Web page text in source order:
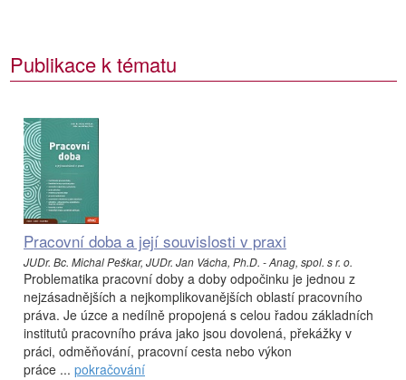
Publikace k tématu
Pracovní doba a její souvislosti v praxi
JUDr. Bc. Michal Peškar, JUDr. Jan Vácha, Ph.D. - Anag, spol. s r. o.
Problematika pracovní doby a doby odpočinku je jednou z
nejzásadnějších a nejkomplikovanějších oblastí pracovního
práva. Je úzce a nedílně propojená s celou řadou základních
institutů pracovního práva jako jsou dovolená, překážky v
práci, odměňování, pracovní cesta nebo výkon
práce ... pokračování